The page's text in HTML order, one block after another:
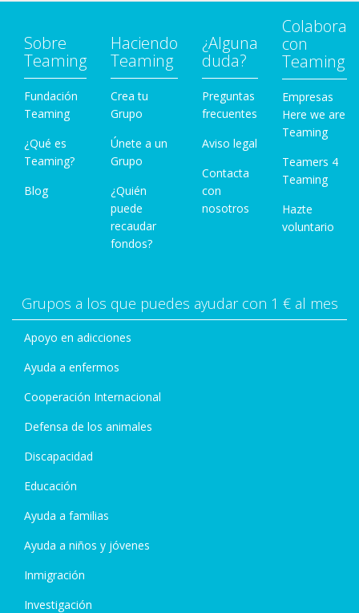
Sobre
Teaming
Fundación
Teaming
¿Qué es
Teaming?
Blog
Haciendo
Teaming
Crea tu
Grupo
Únete a un
Grupo
¿Quién
puede
recaudar
fondos?
¿Alguna
duda?
Preguntas
frecuentes
Aviso legal
Contacta
con
nosotros
Colabora
con
Teaming
Empresas
Here we are
Teaming
Teamers 4
Teaming
Hazte
voluntario
Grupos a los que puedes ayudar con 1 € al mes
Apoyo en adicciones
Ayuda a enfermos
Cooperación Internacional
Defensa de los animales
Discapacidad
Educación
Ayuda a familias
Ayuda a niños y jóvenes
Inmigración
Investigación